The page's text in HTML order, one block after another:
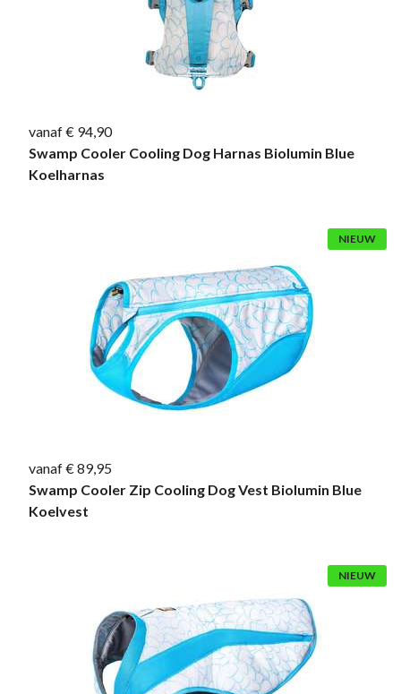
vanaf € 94,90
Swamp Cooler Cooling Dog Harnas Biolumin Blue
Koelharnas
NIEUW
vanaf € 89,95
Swamp Cooler Zip Cooling Dog Vest Biolumin Blue
Koelvest
NIEUW